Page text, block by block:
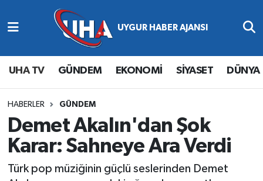
UHA TV GÜNDEM EKONOMİ SİYASET DÜNYA
HABERLER GÜNDEM
Demet Akalın'dan Şok
Karar: Sahneye Ara Verdi
Türk pop müziğinin güçlü seslerinden Demet
Abone Ol
Gündem
Ekonomi
Magazin
Siyaset
Nöbetçi Eczaneler
Hava Durumu
Namaz Vakitleri
Trafik Durumu
Süper Lig Puan Durumu ve Fikstür